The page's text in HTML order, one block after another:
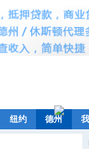
纽约 德州